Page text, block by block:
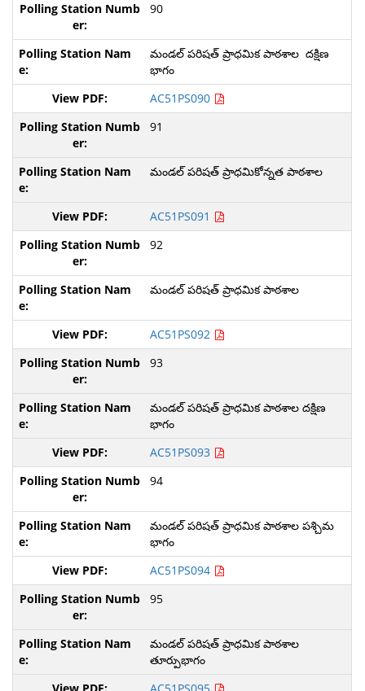
90
మండల్ పరిషత్ ప్రాధమిక పాఠశాల దక్షిణ
భాగం
AC51PS090
91
మండల్ పరిషత్ ప్రాధమికోన్నత పాఠశాల
AC51PS091
92
మండల్ పరిషత్ ప్రాధమిక పాఠశాల
AC51PS092
93
మండల్ పరిషత్ ప్రాధమిక పాఠశాల దక్షిణ
భాగం
AC51PS093
94
మండల్ పరిషత్ ప్రాధమిక పాఠశాల పశ్చిమ
భాగం
AC51PS094
95
మండల్ పరిషత్ ప్రాధమిక పాఠశాల
తూర్పుభాగం